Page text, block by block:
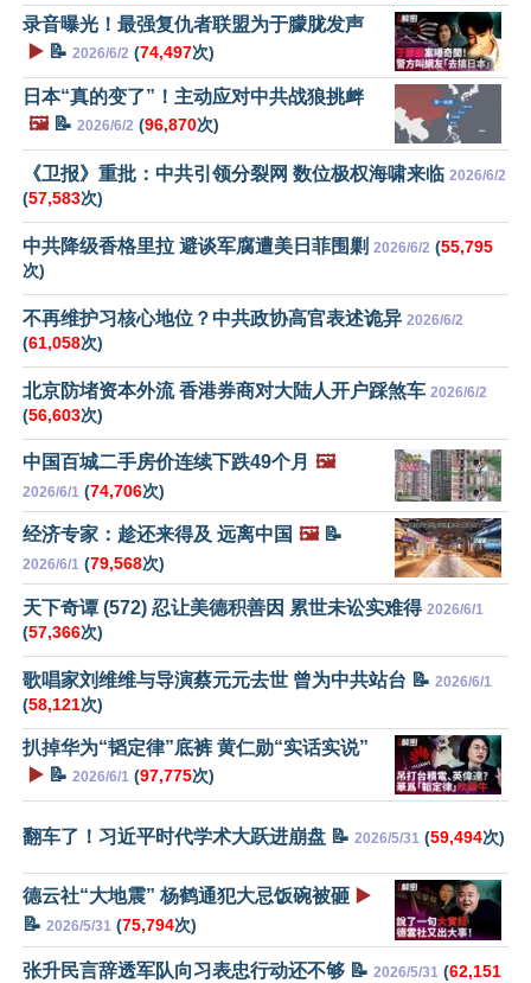
录音曝光！最强复仇者联盟为于朦胧发声
▶️ 📝 2026/6/2 (74,497次)
日本“真的变了”！主动应对中共战狼挑衅
🖼️📝 2026/6/2 (96,870次)
《卫报》重批：中共引领分裂网 数位极权海啸来临 2026/6/2
(57,583次)
中共降级香格里拉 避谈军腐遭美日菲围剿 2026/6/2 (55,795
次)
不再维护习核心地位？中共政协高官表述诡异 2026/6/2
(61,058次)
北京防堵资本外流 香港券商对大陆人开户踩煞车 2026/6/2
(56,603次)
中国百城二手房价连续下跌49个月 🖼️
2026/6/1 (74,706次)
经济专家：趁还来得及 远离中国 🖼️📝
2026/6/1 (79,568次)
天下奇谭 (572) 忍让美德积善因 累世未讼实难得 2026/6/1
(57,366次)
歌唱家刘维维与导演蔡元元去世 曾为中共站台 📝 2026/6/1
(58,121次)
扒掉华为“韬定律”底裤 黄仁勋“实话实说”
▶️ 📝 2026/6/1 (97,775次)
翻车了！习近平时代学术大跃进崩盘 📝 2026/5/31 (59,494次)
德云社“大地震” 杨鹤通犯大忌饭碗被砸 ▶️
📝 2026/5/31 (75,794次)
张升民言辞透军队向习表忠行动还不够 📝 2026/5/31 (62,151